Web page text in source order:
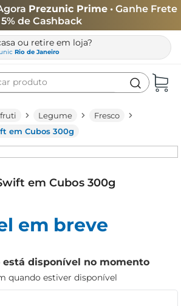
Prezunic Prime • Ganhe Frete
de Cashback
ou retire em loja?
Rio de Janeiro
produto
Legume
Fresco
em Cubos 300g
em Cubos 300g
em breve
está disponível no momento
quando estiver disponível